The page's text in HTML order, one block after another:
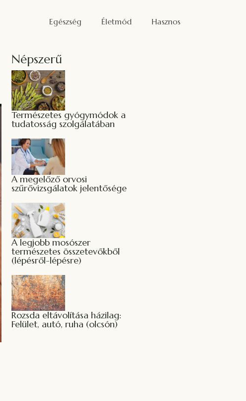
Egészség Életmód Hasznos
Népszerű
Természetes gyógymódok a
tudatosság szolgálatában
A megelőző orvosi
szűrővizsgálatok jelentősége
A legjobb mosószer
természetes összetevőkből
(lépésről-lépésre)
Rozsda eltávolítása házilag:
Felület, autó, ruha (olcsón)